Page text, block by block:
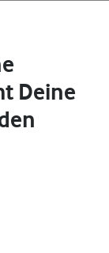
Deine